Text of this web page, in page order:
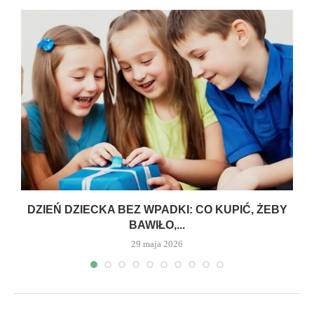
DZIEŃ DZIECKA BEZ WPADKI: CO KUPIĆ, ŻEBY
BAWIŁO,...
29 maja 2026